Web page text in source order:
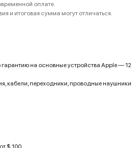
оплате.
и итоговая сумма могут отличаться.
на основные устройства Apple — 12
кабели, переходники, проводные наушники
$ 100